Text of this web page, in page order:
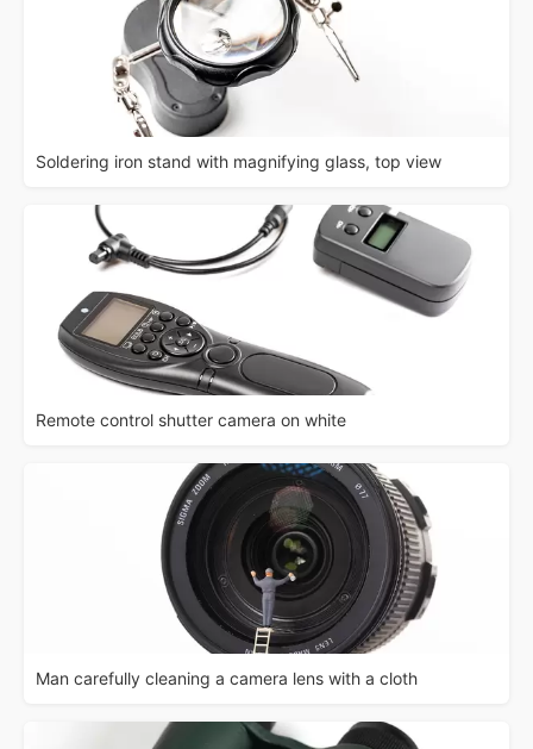
Soldering iron stand with magnifying glass, top view
Remote control shutter camera on white
Man carefully cleaning a camera lens with a cloth